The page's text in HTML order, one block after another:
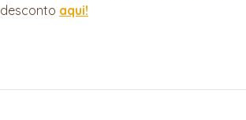
desconto aqui!